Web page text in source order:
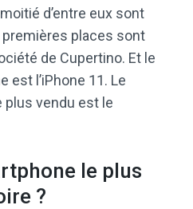
d’entre eux sont
places sont
de Cupertino. Et le
est l’iPhone 11. Le
plus vendu est le
le plus
?